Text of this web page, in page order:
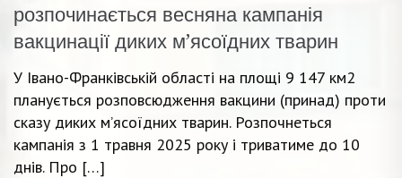
розпочинається весняна кампанія
вакцинації диких м’ясоїдних тварин
У Івано-Франківській області на площі 9 147 км2
планується розповсюдження вакцини (принад) проти
сказу диких м’ясоїдних тварин. Розпочнеться
кампанія з 1 травня 2025 року і триватиме до 10
днів. Про […]